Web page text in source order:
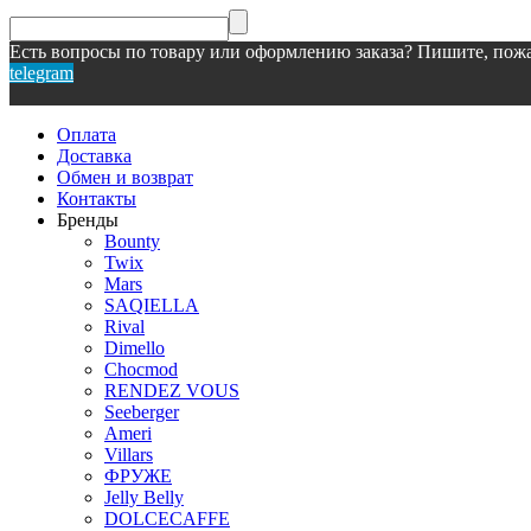
Есть вопросы по товару или оформлению заказа? Пишите,
telegram
Оплата
Доставка
Обмен и возврат
Контакты
Бренды
Bounty
Twix
Mars
SAQIELLA
Rival
Dimello
Chocmod
RENDEZ VOUS
Seeberger
Ameri
Villars
ФРУЖЕ
Jelly Belly
DOLCECAFFE